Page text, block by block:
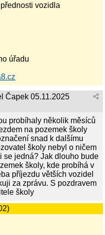
vozidla
úřadu
Čapek 05.11.2025
probíhaly několik měsíců
na pozemek školy
snad k dalšímu
školy nebyl o ničem
se jedná? Jak dlouho bude
školy, kde probíhá v
příjezdu větších vozidel
za zprávu. S pozdravem
školy